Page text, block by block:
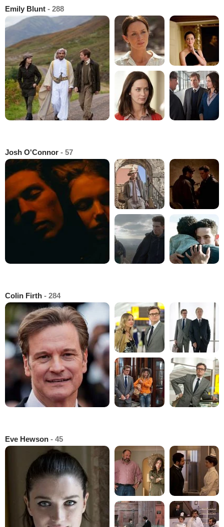
Emily Blunt - 288
Josh O'Connor - 57
Colin Firth - 284
Eve Hewson - 45